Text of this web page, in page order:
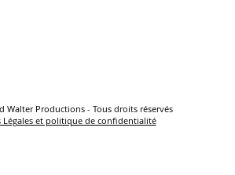
Walter Productions - Tous droits réservés
Légales et politique de confidentialité